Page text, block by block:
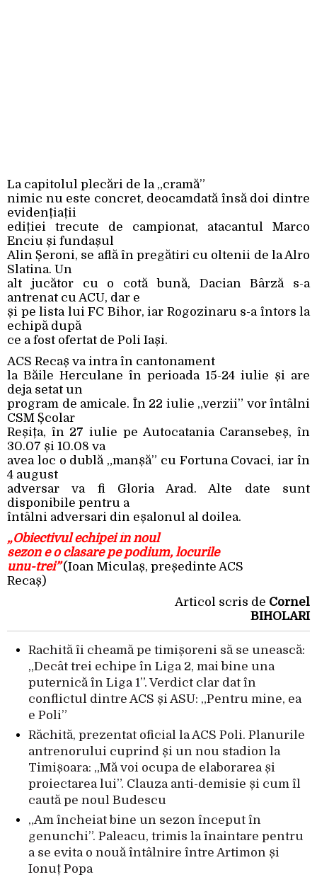
La capitolul plecări de la „cramă”
nimic nu este concret, deocamdată însă doi dintre
evidențiații
ediției trecute de campionat, atacantul Marco
Enciu și fundașul
Alin Șeroni, se află în pregătiri cu oltenii de la Alro
Slatina. Un
alt jucător cu o cotă bună, Dacian Bârză s-a
antrenat cu ACU, dar e
și pe lista lui FC Bihor, iar Rogozinaru s-a întors la
echipă după
ce a fost ofertat de Poli Iași.
ACS Recaș va intra în cantonament
la Băile Herculane în perioada 15-24 iulie și are
deja setat un
program de amicale. În 22 iulie „verzii” vor întâlni
CSM Școlar
Reșița, în 27 iulie pe Autocatania Caransebeș, în
30.07 și 10.08 va
avea loc o dublă „manșă” cu Fortuna Covaci, iar în
4 august
adversar va fi Gloria Arad. Alte date sunt
disponibile pentru a
întâlni adversari din eșalonul al doilea.
„Obiectivul echipei în noul
sezon e o clasare pe podium, locurile
unu-trei”(Ioan Miculaș, președinte ACS
Recaș)
Articol scris de Cornel
BIHOLARI
Rachită îi cheamă pe timișoreni să se unească:
„Decât trei echipe în Liga 2, mai bine una
puternică în Liga 1”. Verdict clar dat în
conflictul dintre ACS și ASU: „Pentru mine, ea
e Poli”
Răchită, prezentat oficial la ACS Poli. Planurile
antrenorului cuprind și un nou stadion la
Timișoara: „Mă voi ocupa de elaborarea și
proiectarea lui”. Clauza anti-demisie și cum îl
caută pe noul Budescu
„Am încheiat bine un sezon început în
genunchi”. Paleacu, trimis la înaintare pentru
a se evita o nouă întâlnire între Artimon și
Ionuț Popa